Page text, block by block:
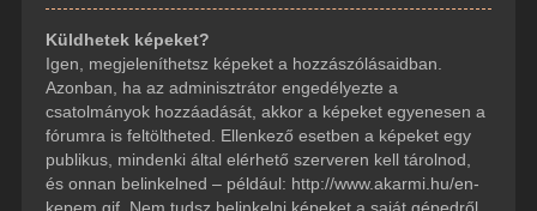
Küldhetek képeket?
Igen, megjeleníthetsz képeket a hozzászólásaidban.
Azonban, ha az adminisztrátor engedélyezte a
csatolmányok hozzáadását, akkor a képeket egyenesen a
fórumra is feltöltheted. Ellenkező esetben a képeket egy
publikus, mindenki által elérhető szerveren kell tárolnod,
és onnan belinkelned – például: http://www.akarmi.hu/en-